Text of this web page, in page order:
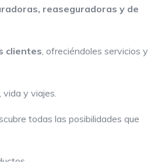
reaseguradoras y de
clientes, ofreciéndoles servicios y
vida y viajes.
todas las posibilidades que